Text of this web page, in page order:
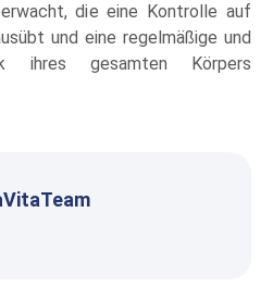
die eine Kontrolle auf
und eine regelmäßige und
ihres gesamten Körpers